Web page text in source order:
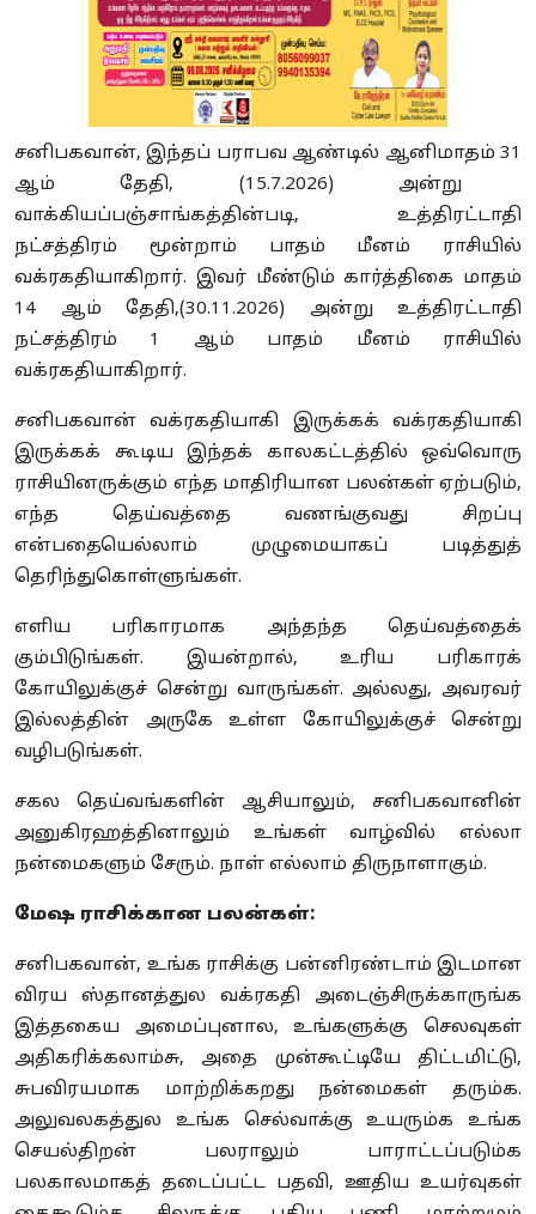
சனிபகவான்,இந்தப் பராபவ ஆண்டில் ஆனிமாதம்31
ஆம் தேதி, (15.7.2026) அன்று
வாக்கியப்பஞ்சாங்கத்தின்படி, உத்திரட்டாதி
நட்சத்திரம் மூன்றாம் பாதம் மீனம் ராசியில்
வக்ரகதியாகிறார். இவர் மீண்டும் கார்த்திகை மாதம்
14 ஆம் தேதி,(30.11.2026) அன்று உத்திரட்டாதி
நட்சத்திரம் 1
ஆம் பாதம் மீனம் ராசியில்
வக்ரகதியாகிறார்.
சனிபகவான் வக்ரகதியாகி இருக்கக் வக்ரகதியாகி
இருக்கக் கூடிய இந்தக் காலகட்டத்தில் ஒவ்வொரு
ராசியினருக்கும் எந்த மாதிரியான பலன்கள் ஏற்படும்,
எந்த தெய்வத்தை வணங்குவது சிறப்பு
என்பதையெல்லாம் முழுமையாகப் படித்துத்
தெரிந்துகொள்ளுங்கள்.
எளிய பரிகாரமாக அந்தந்த தெய்வத்தைக்
கும்பிடுங்கள். இயன்றால்,உரிய பரிகாரக்
கோயிலுக்குச் சென்று வாருங்கள். அல்லது, அவரவர்
இல்லத்தின் அருகே உள்ள கோயிலுக்குச் சென்று
வழிபடுங்கள்.
சகல தெய்வங்களின் ஆசியாலும், சனிபகவானின்
அனுகிரஹத்தினாலும் உங்கள் வாழ்வில் எல்லா
நன்மைகளும் சேரும். நாள் எல்லாம் திருநாளாகும்.
மேஷ ராசிக்கான பலன்கள்:
சனிபகவான், உங்க ராசிக்கு பன்னிரண்டாம் இடமான
விரய ஸ்தானத்துல வக்ரகதி அடைஞ்சிருக்காருங்க
இத்தகைய அமைப்புனால,உங்களுக்கு செலவுகள்
அதிகரிக்கலாம்சு,அதை முன்கூட்டியே திட்டமிட்டு,
சுபவிரயமாக மாற்றிக்கறது நன்மைகள் தரும்க.
அலுவலகத்துல உங்க செல்வாக்கு உயரும்க உங்க
செயல்திறன் பலராலும் பாராட்டப்படும்க
பலகாலமாகத் தடைப்பட்ட பதவி, ஊதிய உயர்வுகள்